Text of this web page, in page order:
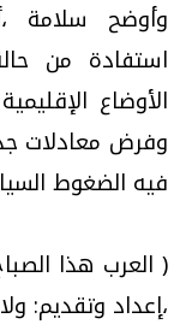
وأوضح سلامة
استفادة من
الأوضاع
وفرض معادلات
فيه الضغوط
( العرب هذا
،إعداد وتقديم: